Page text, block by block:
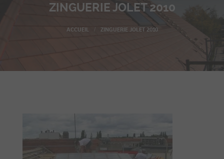
ZINGUERIE JOLET 2010
ZINGUERIE JOLET 2010